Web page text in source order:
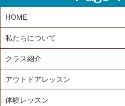
HOME
私たちについて
クラス紹介
アウトドアレッスン
体験レッスン